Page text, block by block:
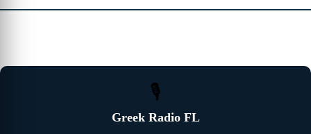
🎙
Greek Radio FL